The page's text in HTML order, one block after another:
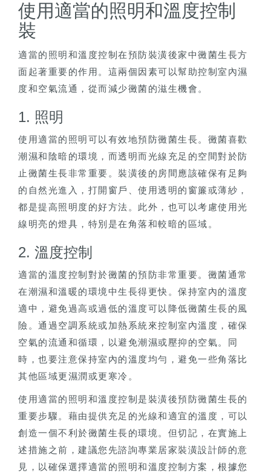
使用適當的照明和溫度控制
裝
適當的照明和溫度控制在預防裝潢後家中黴菌生長方
面起著重要的作用。這兩個因素可以幫助控制室內濕
度和空氣流通，從而減少黴菌的滋生機會。
1. 照明
使用適當的照明可以有效地預防黴菌生長。黴菌喜歡
潮濕和陰暗的環境，而透明而光線充足的空間對於防
止黴菌生長非常重要。裝潢後的房間應該確保有足夠
的自然光進入，打開窗戶、使用透明的窗簾或薄紗，
都是提高照明度的好方法。此外，也可以考慮使用光
線明亮的燈具，特別是在角落和較暗的區域。
2. 溫度控制
適當的溫度控制對於黴菌的預防非常重要。黴菌通常
在潮濕和溫暖的環境中生長得更快。保持室內的溫度
適中，避免過高或過低的溫度可以降低黴菌生長的風
險。通過空調系統或加熱系統來控制室內溫度，確保
空氣的流通和循環，以避免潮濕或壓抑的空氣。同
時，也要注意保持室內的溫度均勻，避免一些角落比
其他區域更濕潤或更寒冷。
使用適當的照明和溫度控制是裝潢後預防黴菌生長的
重要步驟。藉由提供充足的光線和適宜的溫度，可以
創造一個不利於黴菌生長的環境。但切記，在實施上
述措施之前，建議您先諮詢專業居家裝潢設計師的意
見，以確保選擇適當的照明和溫度控制方案，根據您